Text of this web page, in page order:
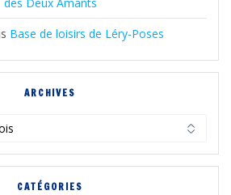
des Deux Amants
Base de loisirs de Léry-Poses
ARCHIVES
CATÉGORIES